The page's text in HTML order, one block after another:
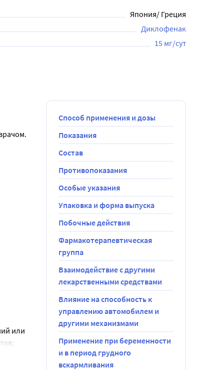
Япония/ Греция
Диклофенак
15 мг/сут
крупный
или
Способ применения и дозы
Показания
Состав
Противопоказания
Особые указания
Упаковка и форма выпуска
Побочные действия
Фармакотерапевтическая
группа
Взаимодействие с другими
лекарственными средствами
Влияние на способность к
управлению автомобилем и
другими механизмами
Применение при беременности
и в период грудного
вскармливания